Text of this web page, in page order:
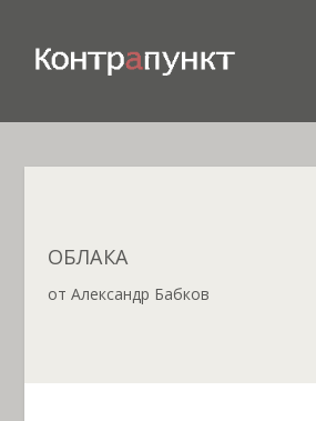
ОБЛАКА
от Александр Бабков